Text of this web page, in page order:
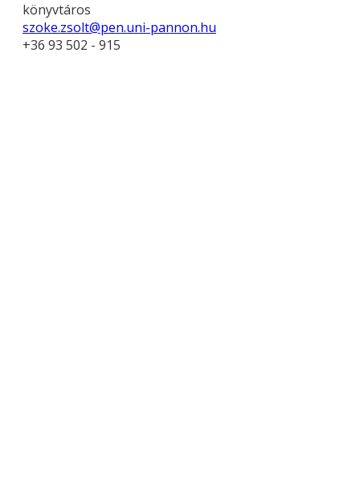
könyvtáros
szoke.zsolt@pen.uni-pannon.hu
+36 93 502 - 915